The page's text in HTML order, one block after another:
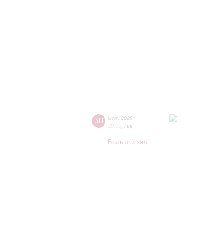
30 мая 2025
20:00 Пт
Большой зал